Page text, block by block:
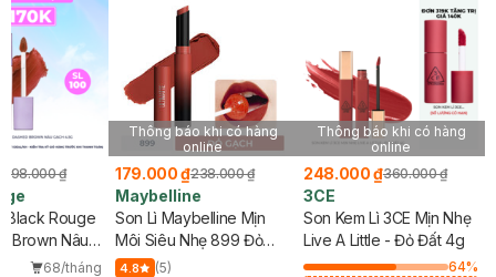
298.000 ₫
Black Rouge
Brown Nâu
68/tháng
Thông báo khi có hàng
online
179.000 ₫238.000 ₫
Maybelline
Son Lì Maybelline Mịn
Môi Siêu Nhẹ 899 Đỏ
Gạch 1.7g
4.8
(5)
Thông báo khi có hàng
online
248.000 ₫360.000 ₫
3CE
Son Kem Lì 3CE Mịn Nhẹ
Live A Little - Đỏ Đất 4g
64%